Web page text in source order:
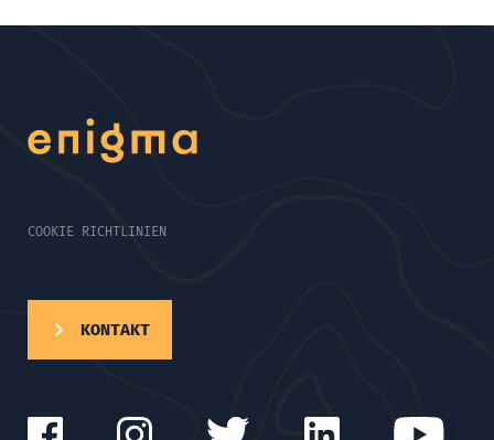
COOKIE RICHTLINIEN
KONTAKT